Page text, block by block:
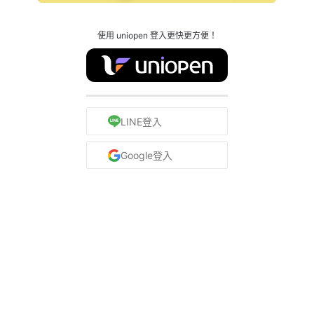
使用 uniopen 登入更快更方便！
LINE登入
Google登入